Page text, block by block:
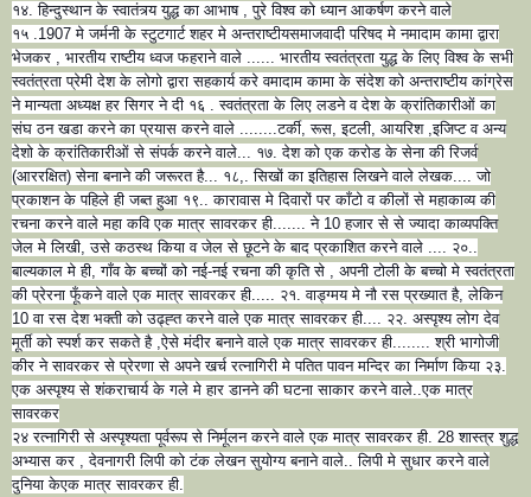
१४. हिन्दुस्थान के स्वातंत्र्य युद्ध का आभाष , पुरे विश्व को ध्यान आकर्षण करने वाले
१५ .1907 मे जर्मनी के स्टुटगार्ट शहर मे अन्तराष्टीयसमाजवादी परिषद मे नमादाम कामा द्वारा
भेजकर , भारतीय राष्टीय ध्वज फहराने वाले ...... भारतीय स्वतंत्रता युद्ध के लिए विश्व के सभी
स्वतंत्रता प्रेमी देश के लोगो द्वारा सहकार्य करे वमादाम कामा के संदेश को अन्तराष्टीय कांग्रेस
ने मान्यता अध्यक्ष हर सिगर ने दी १६ . स्वतंत्रता के लिए लडने व देश के क्रांतिकारीओं का
संघ ठन खडा करने का प्रयास करने वाले ........टर्की, रूस, इटली, आयरिश ,इजिप्ट व अन्य
देशो के क्रांतिकारीओं से संपर्क करने वाले... १७. देश को एक करोड के सेना की रिजर्व
(आररक्षित) सेना बनाने की जरूरत है... १८,. सिखों का इतिहास लिखने वाले लेखक.... जो
प्रकाशन के पहिले ही जब्त हुआ १९.. कारावास मे दिवारों पर काँटो व कीलों से महाकाव्य की
रचना करने वाले महा कवि एक मात्र सावरकर ही....... ने 10 हजार से से ज्यादा काव्यपक्ति
जेल मे लिखी, उसे कठस्थ किया व जेल से छूटने के बाद प्रकाशित करने वाले .... २०..
बाल्यकाल मे ही, गाँव के बच्चों को नई-नई रचना की कृति से , अपनी टोली के बच्चो मे स्वतंत्रता
की प्रेरना फूँकने वाले एक मात्र सावरकर ही..... २१. वाड्ग्मय मे नौ रस प्रख्यात है, लेकिन
10 वा रस देश भक्ती को उढ्ह्त करने वाले एक मात्र सावरकर ही.... २२. अस्पृश्य लोग देव
मूर्ती को स्पर्श कर सकते है ,ऐसे मंदीर बनाने वाले एक मात्र सावरकर ही........ श्री भागोजी
कीर ने सावरकर से प्रेरणा से अपने खर्च रत्नागिरी मे पतित पावन मन्दिर का निर्माण किया २३.
एक अस्पृश्य से शंकराचार्य के गले मे हार डानने की घटना साकार करने वाले..एक मात्र
सावरकर
२४ रत्नागिरी से अस्पृश्यता पूर्वरूप से निर्मूलन करने वाले एक मात्र सावरकर ही. 28 शास्त्र शुद्ध
अभ्यास कर , देवनागरी लिपी को टंक लेखन सुयोग्य बनाने वाले.. लिपी मे सुधार करने वाले
दुनिया केएक मात्र सावरकर ही.